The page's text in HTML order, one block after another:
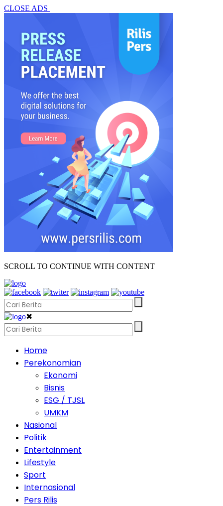
CLOSE ADS
SCROLL TO CONTINUE WITH CONTENT
✖
Home
Perekonomian
Ekonomi
Bisnis
ESG / TJSL
UMKM
Nasional
Politik
Entertainment
Lifestyle
Sport
Internasional
Pers Rilis